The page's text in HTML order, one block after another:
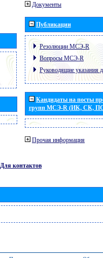
Документы
Публикации
Резолюции МСЭ-R
Вопросы МСЭ-R
Руководящие указания
Кандидаты на посты
групп МСЭ-R (ИК, СК,
Прочая информация
Для контактов